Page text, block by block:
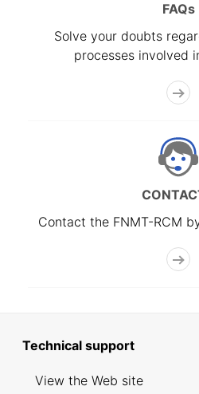
FAQs
Solve your doubts
processes involved
Contact the FNMT-RCM
Technical support
View the Web site